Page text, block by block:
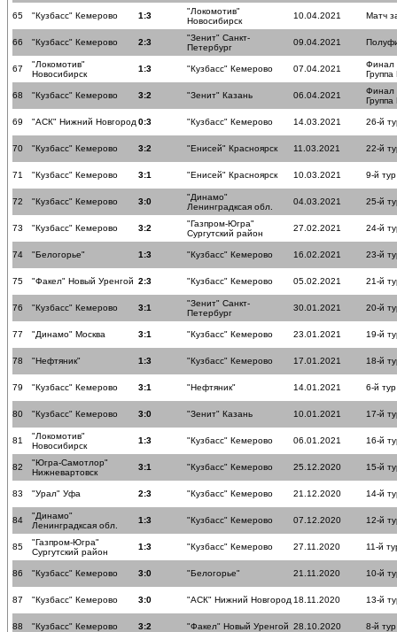
65 "Кузбасс" Кемерово 1:3
"Локомотив"
Новосибирск
10.04.2021 Матч
66 "Кузбасс" Кемерово 2:3
"Зенит" Санкт-
Петербург
09.04.2021
67
"Локомотив"
Новосибирск
1:3 "Кузбасс" Кемерово 07.04.2021
Финал
Группа
68 "Кузбасс" Кемерово 3:2 "Зенит" Казань 06.04.2021
Финал
Группа
69 "АСК" Нижний Новгород 0:3 "Кузбасс" Кемерово 14.03.2021 26-й
70 "Кузбасс" Кемерово 3:2 "Енисей" Красноярск 11.03.2021 22-й
71 "Кузбасс" Кемерово 3:1 "Енисей" Красноярск 10.03.2021 9-й тур
72 "Кузбасс" Кемерово 3:0
"Динамо"
Ленинградксая обл.
04.03.2021 25-й
73 "Кузбасс" Кемерово 3:2
"Газпром-Югра"
Сургутский район
27.02.2021 24-й
74 "Белогорье" 1:3 "Кузбасс" Кемерово 16.02.2021 23-й
75 "Факел" Новый Уренгой 2:3 "Кузбасс" Кемерово 05.02.2021 21-й
76 "Кузбасс" Кемерово 3:1
"Зенит" Санкт-
Петербург
30.01.2021 20-й
77 "Динамо" Москва 3:1 "Кузбасс" Кемерово 23.01.2021 19-й
78 "Нефтяник" 1:3 "Кузбасс" Кемерово 17.01.2021 18-й
79 "Кузбасс" Кемерово 3:1 "Нефтяник" 14.01.2021 6-й тур
80 "Кузбасс" Кемерово 3:0 "Зенит" Казань 10.01.2021 17-й
81
"Локомотив"
Новосибирск
1:3 "Кузбасс" Кемерово 06.01.2021 16-й
82
"Югра-Самотлор"
Нижневартовск
3:1 "Кузбасс" Кемерово 25.12.2020 15-й
83 "Урал" Уфа 2:3 "Кузбасс" Кемерово 21.12.2020 14-й
84
"Динамо"
Ленинградксая обл.
1:3 "Кузбасс" Кемерово 07.12.2020 12-й
85
"Газпром-Югра"
Сургутский район
1:3 "Кузбасс" Кемерово 27.11.2020 11-й
86 "Кузбасс" Кемерово 3:0 "Белогорье" 21.11.2020 10-й
87 "Кузбасс" Кемерово 3:0 "АСК" Нижний Новгород 18.11.2020 13-й
88 "Кузбасс" Кемерово 3:2 "Факел" Новый Уренгой 28.10.2020 8-й тур